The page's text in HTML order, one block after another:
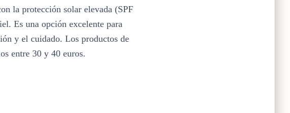
la protección solar elevada (SPF
Es una opción excelente para
y el cuidado. Los productos de
entre 30 y 40 euros.